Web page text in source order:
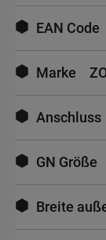
EAN Code
Marke
Anschluss
GN Größe
Breite